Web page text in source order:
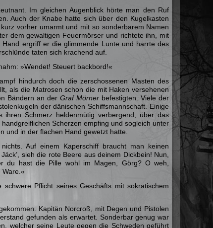
Im gleichen Augenblick hörte man den Ruf
Auch der Knabe hatte sich über den Kugelkasten
vorher umarmt und mit so sonderbarem Namen
dem gewaltigen Feuermörser und richtete ihn, mit
ergriff er die glimmende Lunte und harrte des
taten sich krachend auf.
»Wendet! Steuert backbord!«
hindurch doch die zerschossenen Masten des
als die Matrosen schon die mit Haken versehenen
Bändern an derGraf Mörner befestigten. Viele der
der dänischen Schiffsmannschaft. Einige
Schmerz heldenmütig verbergend, über das
Scherzen empfing und sogleich unter
und in der flachen Hand gewetzt hatte.
Auf einem Kaperschiff braucht man keinen
sieh die rote Beere aus deinem Dickbein! Nun,
du hast die Pille wohl im Magen, Görg? O weh,
Pflicht seines Geschäfts mit sokratischem
Kapitän Norcroß, mit Degen und Pistolen
gefunden als erwartet. Sonderbar genug war
welcher seine Leute gegen die Schweden geführt